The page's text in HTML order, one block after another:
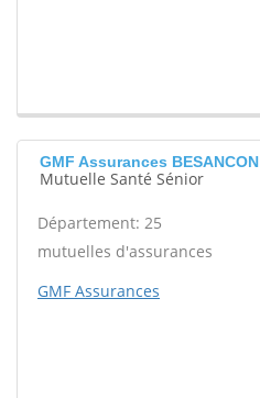
GMF Assurances BESANCON
Mutuelle Santé Sénior
Département: 25
mutuelles d'assurances
GMF Assurances